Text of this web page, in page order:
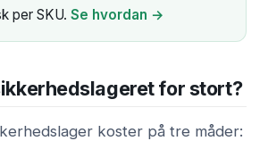
per SKU. Se hvordan →
for stort?
koster på tre måder: